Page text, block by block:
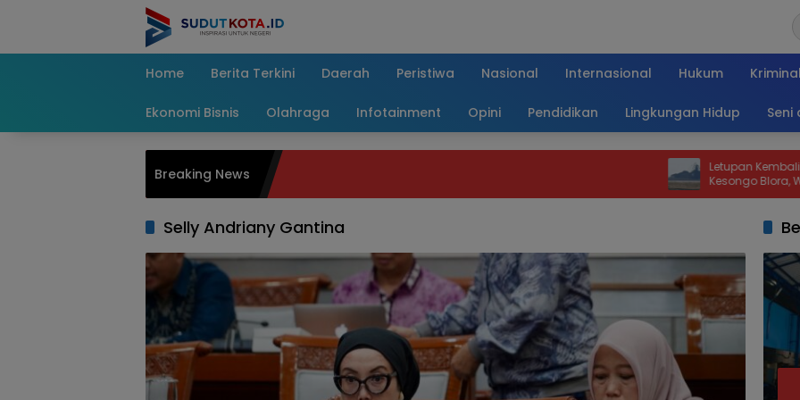
Home
Berita Terkini Daerah Peristiwa Nasional Internasional Hukum Kriminal
Ekonomi Bisnis Olahraga Infotainment Opini Pendidikan Lingkungan Hidup Seni
Breaking News
Letupan Kembali Terjadi di Oro-
Kesongo Blora, Warga Diminta
Kawah
Selly Andriany Gantina